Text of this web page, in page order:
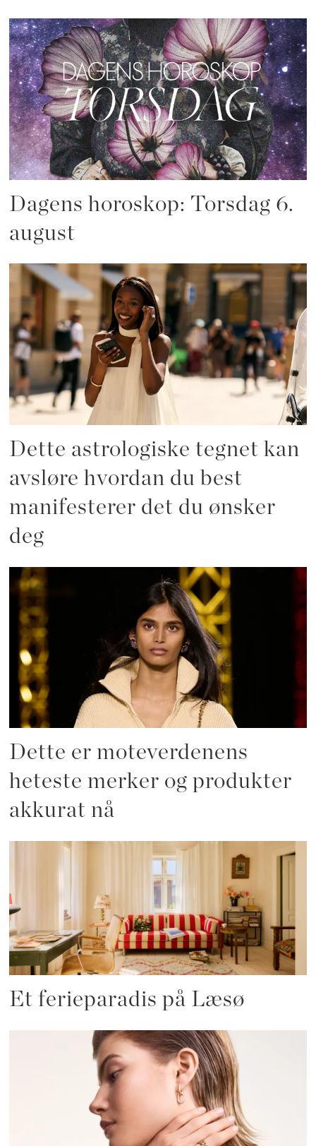
Dagens horoskop: Torsdag 6.
august
Dette astrologiske tegnet kan
avsløre hvordan du best
manifesterer det du ønsker
deg
Dette er moteverdenens
heteste merker og produkter
akkurat nå
Et ferieparadis på Læsø